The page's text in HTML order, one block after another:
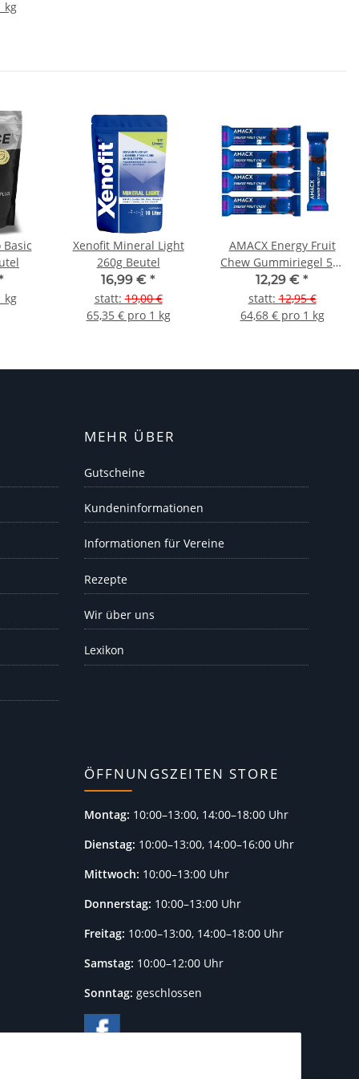
kg
kg
Xenofit Mineral Light
260g Beutel
16,99 € *
statt:19,00 €
65,35 € pro 1 kg
AMACX Energy Fruit
Chew Gummiriegel 5er
Pack
12,29 € *
statt:12,95 €
64,68 € pro 1 kg
MEHR ÜBER
Gutscheine
Kundeninformationen
Informationen für Vereine
Rezepte
Wir über uns
Lexikon
ÖFFNUNGSZEITEN STORE
Montag: 10:00–13:00, 14:00–18:00 Uhr
Dienstag: 10:00–13:00, 14:00–16:00 Uhr
Mittwoch: 10:00–13:00 Uhr
Donnerstag: 10:00–13:00 Uhr
Freitag: 10:00–13:00, 14:00–18:00 Uhr
Samstag: 10:00–12:00 Uhr
Sonntag: geschlossen